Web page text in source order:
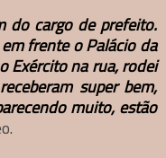
do cargo de prefeito.
frente o Palácio da
Exército na rua, rodei
super bem,
muito, estão